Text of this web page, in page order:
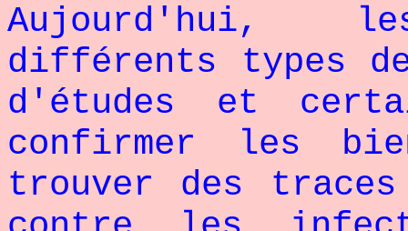
Aujourd'hui,
différents types
d'études et
confirmer les
trouver des